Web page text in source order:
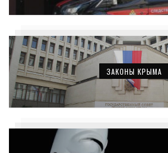
ЗАКОНЫ КРЫМА